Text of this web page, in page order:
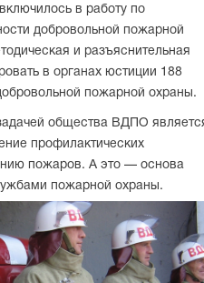
в работу по
добровольной пожарной
и разъяснительная
в органах юстиции 188
пожарной охраны.
общества ВДПО
профилактических
пожаров. А это — основа
пожарной охраны.